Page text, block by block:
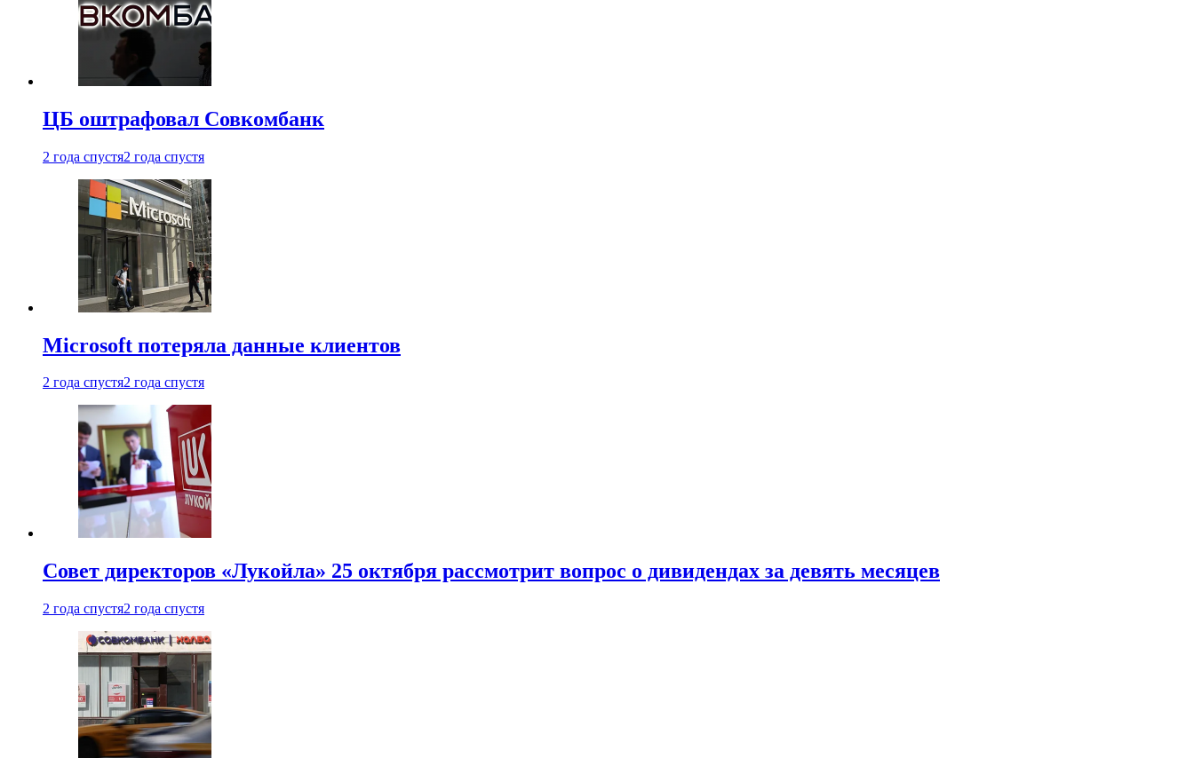
ЦБ оштрафовал Совкомбанк
2 года спустя2 года спустя
Microsoft потеряла данные клиентов
2 года спустя2 года спустя
Совет директоров «Лукойла» 25 октября рассмотрит вопрос о дивидендах за девять месяцев
2 года спустя2 года спустя